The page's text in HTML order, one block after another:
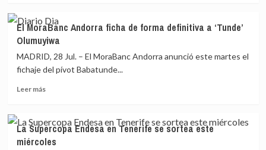
los
Raptors
de
Gasol
e
AJ
Slaughter
rescinde
su
contrato
con
el
dos
semanas
después
El MoraBanc Andorra ficha de forma definitiva a ‘Tunde’
Olumuyiwa
MADRID, 28 Jul. – El MoraBanc Andorra anunció este martes el
fichaje del pívot Babatunde...
Leer másLeer
El
MoraBanc
Andorra
La Supercopa Endesa en Tenerife se sortea este
miércoles